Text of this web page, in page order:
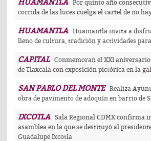
HUAMANTLA
Por quinto año
corrida de las luces cuelga el cartel de no
HUAMANTLA
Huamantla invita a
lleno de cultura, tradición y actividades
CAPITAL
Conmemoran el XXI
de Tlaxcala con exposición pictórica en la
SAN PABLO DEL MONTE
Realiza
obra de pavimento de adoquín en barrio de
IXCOTLA
Sala Regional CDMX confirma
asamblea en la que se destituyó al
Guadalupe Ixcotla